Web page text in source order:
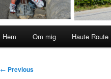
Hem Om mig Haute Route
Post
← Previous